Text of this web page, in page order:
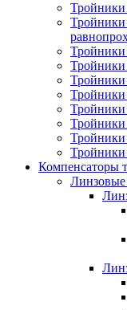
Компенсаторы
Линзовые